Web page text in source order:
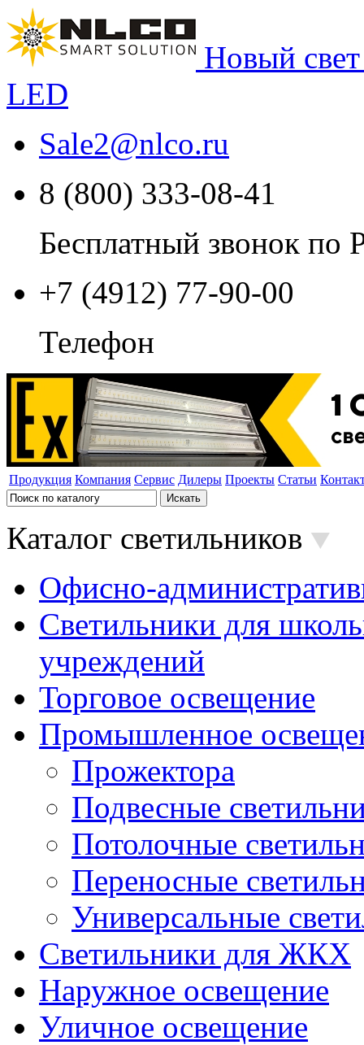
Новый
LED
Sale2@nlco.ru
8 (800) 333-08-41
Бесплатный звонок по
+7 (4912) 77-90-00
Телефон
Продукция Компания Сервис Дилеры Проекты Статьи
Каталог светильников
Офисно-
Светильники для
учреждений
Торговое освещение
Промышленное
Прожектора
Подвесные
Потолочные
Переносные
Универсальные
Светильники для ЖКХ
Наружное освещение
Уличное освещение